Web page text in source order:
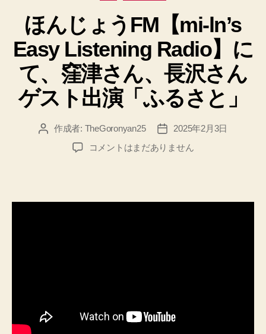
ゴ
リ
ー
ほんじょうFM【mi-ln’s
Easy Listening Radio】に
て、窪津さん、長沢さん
ゲスト出演「ふるさと」
投 作成者: TheGoronyan25
投
稿
日
2025年2月3日
ほ
津
コメントはまだありません